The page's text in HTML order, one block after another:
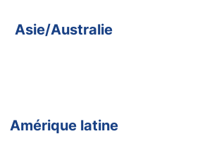
Asie/Australie
Amérique latine